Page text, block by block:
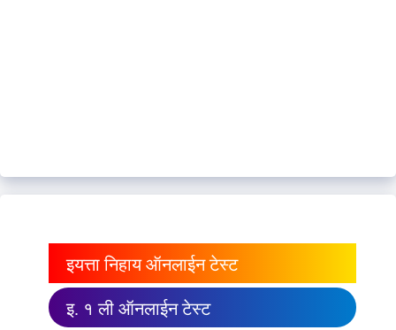
इयत्ता निहाय ऑनलाईन टेस्ट
इ. १ ली ऑनलाईन टेस्ट